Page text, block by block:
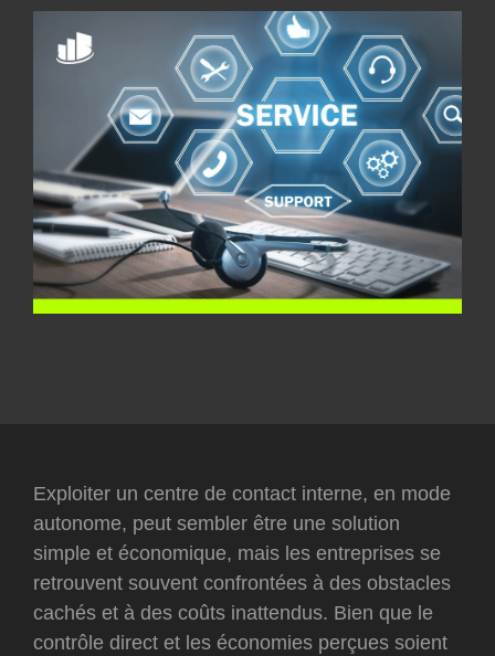
Exploiter un centre de contact interne, en mode
autonome, peut sembler être une solution
simple et économique, mais les entreprises se
retrouvent souvent confrontées à des obstacles
cachés et à des coûts inattendus. Bien que le
contrôle direct et les économies perçues soient